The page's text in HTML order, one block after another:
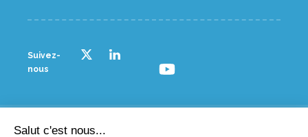
Suivez-
nous
© France gaz - 2023
Salut c'est nous...